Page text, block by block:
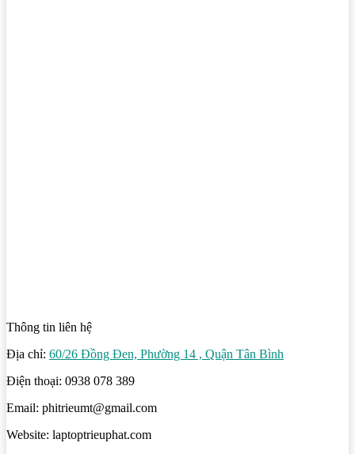
Thông tin liên hệ
Địa chỉ: 60/26 Đồng Đen, Phường 14 , Quận Tân Bình
Điện thoại: 0938 078 389
Email: phitrieumt@gmail.com
Website: laptoptrieuphat.com